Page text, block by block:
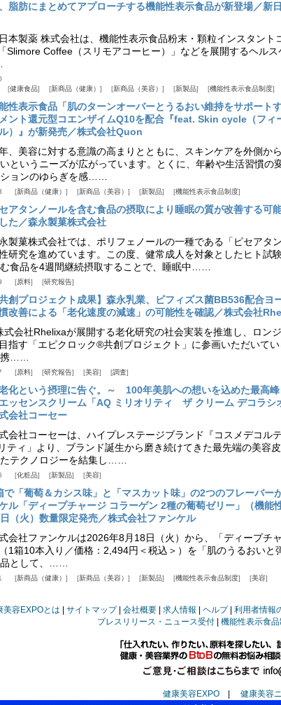
脂肪にまとめてアプローチする機能性表示食品が新登場／新
本製薬 株式会社は、機能性表示食品粉末・顆粒インスタント
Slimore Coffee（スリモアコーヒー）」などを展開するヘルス
健康食品 新商品（健康） 新商品（美容） 新製品 機能性表示食品制度
性表示食品「肌のターンオーバーとうるおい維持をサポート
ント還元型コエンザイムQ10を配合『feat. Skin cycle（フィ
）』が新発売／株式会社Quon
、美容に対する意識の高まりとともに、スキンケアを外側から
というニーズが広がっています。とくに、年齢や生活習慣の
ョンのゆらぎを感……
新商品（健康） 新商品（美容） 新製品 機能性表示食品制度
アタンノールを含む食品の摂取により睡眠の質が改善する可
た／森永製菓株式会社
製菓株式会社では、ポリフェノールの一種である「ピセアタ
研究を進めています。この度、健常成人を対象としたヒト試
食品を4週間継続摂取することで、睡眠中……
原料 研究報告
共創プロジェクト成果】森永乳業、ビフィズス菌BB536配合ヨ
改善による「老化速度の減速」の可能性を確認／株式会社
式会社Rhelixaが展開する老化研究の社会実装を推進し、ロン
指す「エピクロック®共創プロジェクト」に参画いただいて
携……
原料 研究報告 美容 調査
化という摂理に告ぐ。～ 100年美肌への想いを込めた最高
ッセンスクリーム「AQ ミリオリティ ザ クリーム デコラシ
会社コーセー
会社コーセーは、ハイプレステージブランド『コスメデコル
ティ」より、ブランド誕生から磨き続けてきた最先端の美容
テクノロジーを結集し……
化粧品 新製品 美容
で「葡萄＆カシス味」と「マスカット味」の2つのフレーバー
ル「ディープチャージ コラーゲン 2種の葡萄ゼリー」（機能
（火）数量限定発売／株式会社ファンケル
会社ファンケルは2026年8月18日（火）から、「ディープチ
1箱10本入り／価格：2,494円＜税込＞）を「肌のうるおいと
として、……
新商品（健康） 新商品（美容） 新製品 機能性表示食品制度 美容
美容EXPOとは サイトマップ 会社概要 求人情報 ヘルプ 利用者情報
プレスリリース・ニュース受付
機能性表示食品
健康美容EXPO 健康美容